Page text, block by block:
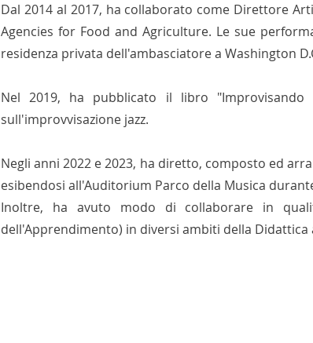
Dal 2014 al 2017, ha collaborato come Direttore
Agencies for Food and Agriculture. Le sue
residenza privata dell'ambasciatore a Washington
Nel 2019, ha pubblicato il libro
sull'improvvisazione jazz.
Negli anni 2022 e 2023, ha diretto, composto ed
esibendosi all'Auditorium Parco della Musica
Inoltre, ha avuto modo di collaborare in
dell'Apprendimento) in diversi ambiti della Didattica